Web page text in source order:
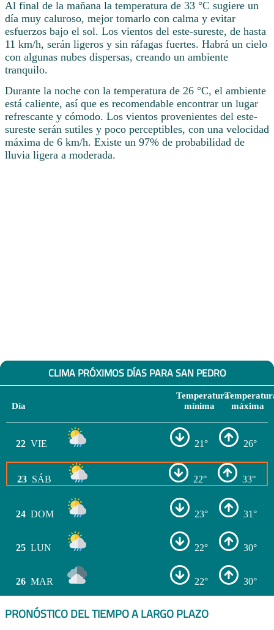
Al final de la mañana la temperatura de 33 °C sugiere un
día muy caluroso, mejor tomarlo con calma y evitar
esfuerzos bajo el sol. Los vientos del este-sureste, de hasta
11 km/h, serán ligeros y sin ráfagas fuertes. Habrá un cielo
con algunas nubes dispersas, creando un ambiente
tranquilo.
Durante la noche con la temperatura de 26 °C, el ambiente
está caliente, así que es recomendable encontrar un lugar
refrescante y cómodo. Los vientos provenientes del este-
sureste serán sutiles y poco perceptibles, con una velocidad
máxima de 6 km/h. Existe un 97% de probabilidad de
lluvia ligera a moderada.
CLIMA PRÓXIMOS DÍAS PARA SAN PEDRO
Día
Temperatura
mínima
máxima
22 VIE 21° 26°
23 SÁB 22° 33°
24 DOM 23° 31°
25 LUN 22° 30°
26 MAR 22° 30°
PRONÓSTICO DEL TIEMPO A LARGO PLAZO